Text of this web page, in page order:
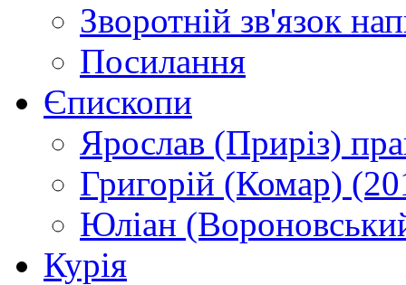
Зворотній зв'язок
Посилання
Єпископи
Ярослав (Приріз)
Григорій (Комар)
Юліан
Курія